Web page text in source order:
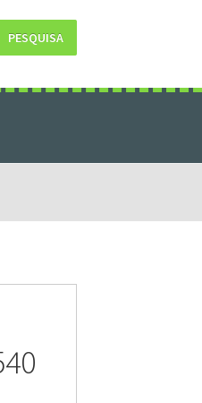
PESQUISA